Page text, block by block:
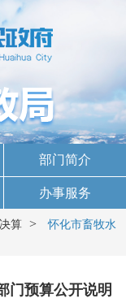
部门简介
办事服务
算 >
怀化市畜牧水
门预算公开说明